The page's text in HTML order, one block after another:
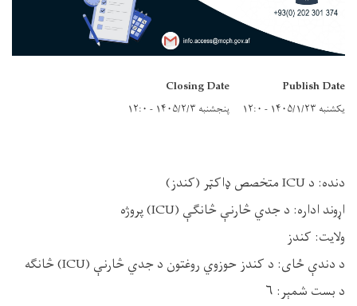
Publish Date
یکشنبه ۱۴۰۵/۱/۲۳ - ۱۲:۰
Closing Date
پنجشنبه ۱۴۰۵/۲/۳ - ۱۲:۰
دنده: دICUمتخصص ډاکټر(کندز)
اړوند اداره: د جدي څارنې څانګې (ICU)پروژه
ولایت: کندز
د دندې ځای: د کندز حوزوي روغتون د جدي څارنې (ICU)څانګه
د بست شمېر: ۶